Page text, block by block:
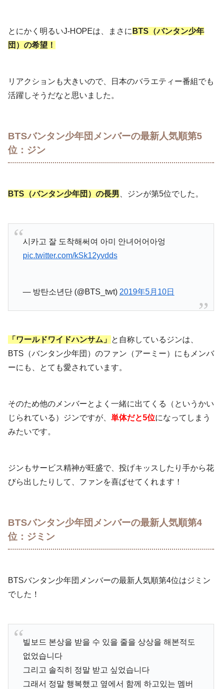
とにかく明るいJ-HOPEは、まさに BTS（バンタン少年
団）の希望！
リアクションも大きいので、日本のバラエティー番組でも
活躍しそうだなと思いました。
BTSバンタン少年団メンバーの最新人気順第5
位：ジン
BTS（バンタン少年団）の長男 、ジンが第5位でした。
시카고 잘 도착해써여 아미 안녀어어아엉
pic.twitter.com/kSk12yvdds
— 방탄소년단 (@BTS_twt) 2019年5月10日
「ワールドワイドハンサム」 と自称しているジンは、
BTS（バンタン少年団）のファン（アーミー）にもメンバ
ーにも、とても愛されています。
そのため他のメンバーとよく一緒に出てくる（というかい
じられている）ジンですが、 単体だと5位になってしまう
みたいです。
ジンもサービス精神が旺盛で、投げキッスしたり手から花
びら出したりして、ファンを喜ばせてくれます！
BTSバンタン少年団メンバーの最新人気順第4
位：ジミン
BTSバンタン少年団メンバーの最新人気順第4位はジミン
でした！
빌보드 본상을 받을 수 있을 줄을 상상을 해본적도
없었습니다
그리고 솔직히 정말 받고 싶었습니다
그래서 정말 행복했고 옆에서 함께 하고있는 멤버